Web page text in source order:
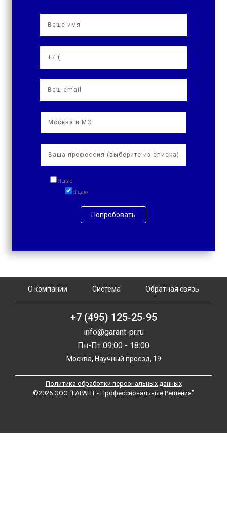
Я даю
Я даю
Попробовать
О компании Система Обратная связь
+7 (495) 125‑25‑95
info@garant-pr.ru
Пн-Пт 09:00 - 18:00
Москва, Научный проезд, 19
Политика обработки персональных данных
©2026 ООО “ГАРАНТ - Профессиональные Решения”